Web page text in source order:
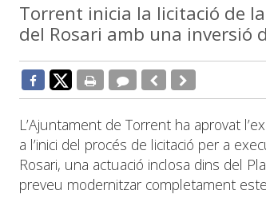
Torrent inicia la licitació de
del Rosari amb una inversió
L’Ajuntament de Torrent ha aprovat
a l’inici del procés de licitació per a
Rosari, una actuació inclosa dins del
preveu modernitzar completament